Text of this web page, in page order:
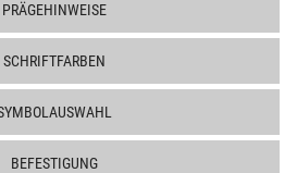
PRÄGEHINWEISE
SCHRIFTFARBEN
BEFESTIGUNG